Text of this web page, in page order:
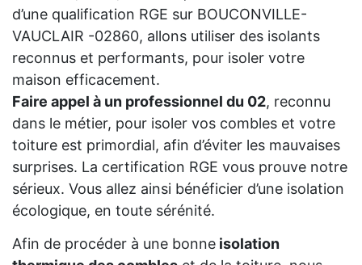
d’une qualification RGE sur BOUCONVILLE-
VAUCLAIR -02860, allons utiliser des isolants
reconnus et performants, pour isoler votre
maison efficacement.
Faire appel à un professionnel du 02, reconnu
dans le métier, pour isoler vos combles et votre
toiture est primordial, afin d’éviter les mauvaises
surprises. La certification RGE vous prouve notre
sérieux. Vous allez ainsi bénéficier d’une isolation
écologique, en toute sérénité.
Afin de procéder à une bonne isolation